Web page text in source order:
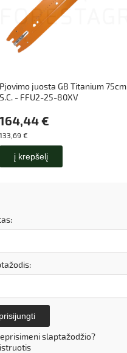
Pjovimo juosta GB Titanium 75cm
S.C. - FFU2-25-80XV
164,44 €
133,69 €
į krepšelį
prisijungti
slaptažodžio?